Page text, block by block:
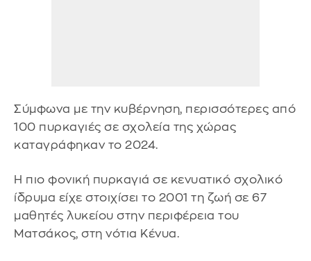
Σύμφωνα με την κυβέρνηση, περισσότερες από
100 πυρκαγιές σε σχολεία της χώρας
καταγράφηκαν το 2024.
Η πιο φονική πυρκαγιά σε κενυατικό σχολικό
ίδρυμα είχε στοιχίσει το 2001 τη ζωή σε 67
μαθητές λυκείου στην περιφέρεια του
Ματσάκος, στη νότια Κένυα.